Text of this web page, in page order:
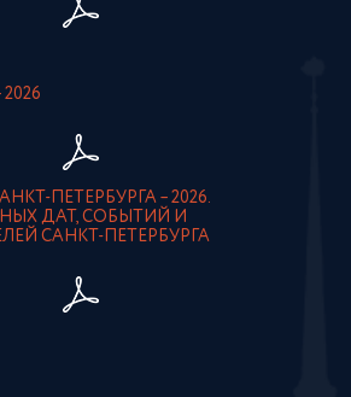
ПЕТЕРБУРГА – 2026.
ДАТ, СОБЫТИЙ И
САНКТ-ПЕТЕРБУРГА